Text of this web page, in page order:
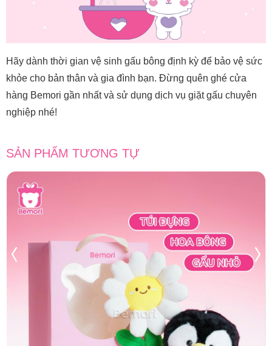
Hãy dành thời gian vệ sinh gấu bông định kỳ để bảo vệ sức
khỏe cho bản thân và gia đình bạn. Đừng quên ghé cửa
hàng Bemori gần nhất và sử dụng dịch vụ giặt gấu chuyên
nghiệp nhé!
SẢN PHẨM TƯƠNG TỰ